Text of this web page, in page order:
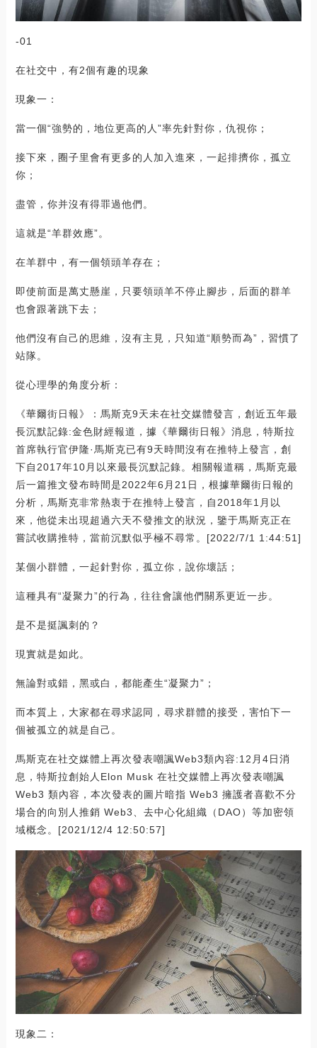
-01
在社交中，有2個有趣的現象
現象一：
當一個“強勢的，地位更高的人”率先針對你，仇視你；
接下來，圈子里會有更多的人加入進來，一起排擠你，孤立
你；
盡管，你并沒有得罪過他們。
這就是“羊群效應”。
在羊群中，有一個領頭羊存在；
即使前面是萬丈懸崖，只要領頭羊不停止腳步，后面的群羊
也會跟著跳下去；
他們沒有自己的思維，沒有主見，只知道“順勢而為”，習慣了
站隊。
從心理學的角度分析：
《華爾街日報》：馬斯克9天未在社交媒體發言，創近五年最
長沉默記錄:金色財經報道，據《華爾街日報》消息，特斯拉
首席執行官伊隆·馬斯克已有9天時間沒有在推特上發言，創
下自2017年10月以來最長沉默記錄。相關報道稱，馬斯克最
后一篇推文發布時間是2022年6月21日，根據華爾街日報的
分析，馬斯克非常熱衷于在推特上發言，自2018年1月以
來，他從未出現超過六天不發推文的狀況，鑒于馬斯克正在
嘗試收購推特，當前沉默似乎極不尋常。[2022/7/1 1:44:51]
某個小群體，一起針對你，孤立你，說你壞話；
這種具有“凝聚力”的行為，往往會讓他們關系更近一步。
是不是挺諷刺的？
現實就是如此。
無論對或錯，黑或白，都能產生“凝聚力”；
而本質上，大家都在尋求認同，尋求群體的接受，害怕下一
個被孤立的就是自己。
馬斯克在社交媒體上再次發表嘲諷Web3類內容:12月4日消
息，特斯拉創始人Elon Musk 在社交媒體上再次發表嘲諷
Web3 類內容，本次發表的圖片暗指 Web3 擁護者喜歡不分
場合的向別人推銷 Web3、去中心化組織（DAO）等加密領
域概念。[2021/12/4 12:50:57]
現象二：